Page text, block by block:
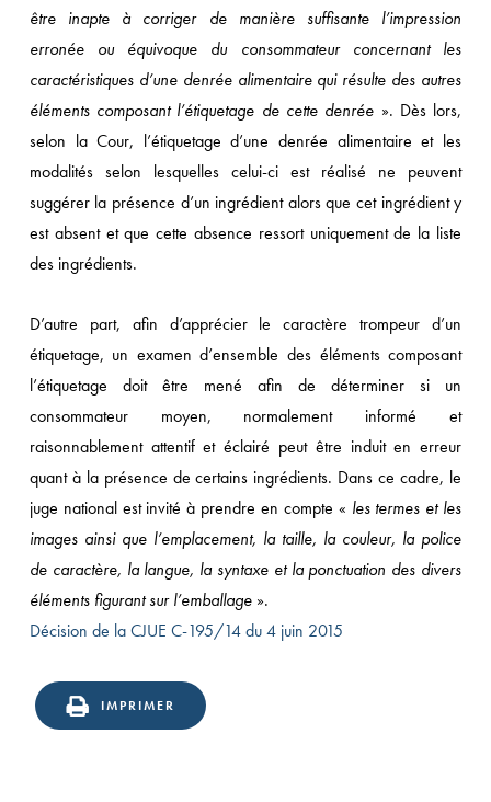
être inapte à corriger de manière suffisante l’impression
erronée ou équivoque du consommateur concernant les
caractéristiques d’une denrée alimentaire qui résulte des autres
éléments composant l’étiquetage de cette denrée ». Dès lors,
selon la Cour, l’étiquetage d’une denrée alimentaire et les
modalités selon lesquelles celui-ci est réalisé ne peuvent
suggérer la présence d’un ingrédient alors que cet ingrédient y
est absent et que cette absence ressort uniquement de la liste
des ingrédients.
D’autre part, afin d’apprécier le caractère trompeur d’un
étiquetage, un examen d’ensemble des éléments composant
l’étiquetage doit être mené afin de déterminer si un
consommateur moyen, normalement informé et
raisonnablement attentif et éclairé peut être induit en erreur
quant à la présence de certains ingrédients. Dans ce cadre, le
juge national est invité à prendre en compte « les termes et les
images ainsi que l’emplacement, la taille, la couleur, la police
de caractère, la langue, la syntaxe et la ponctuation des divers
éléments figurant sur l’emballage».
Décision de la CJUE C-195/14 du 4 juin 2015
IMPRIMER